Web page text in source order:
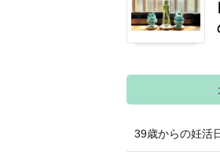
39歳からの妊活